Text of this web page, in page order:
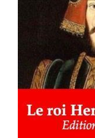
AJOUTER AU